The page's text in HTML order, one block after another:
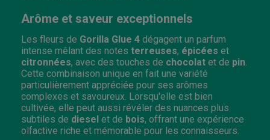
Arôme et saveur exceptionnels
Les fleurs de Gorilla Glue 4 dégagent un parfum
intense mêlant des notes terreuses, épicées et
citronnées, avec des touches de chocolat et de pin
Cette combinaison unique en fait une variété
particulièrement appréciée pour ses arômes
complexes et savoureux. Lorsqu'elle est bien
cultivée, elle peut aussi révéler des nuances plus
subtiles de diesel et de bois, offrant une expérience
olfactive riche et mémorable pour les connaisseurs.